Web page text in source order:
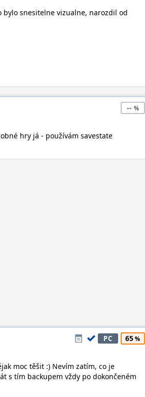
snesitelne vizualne, narozdil od
--
hry já - používám savestate
PC 65
moc těšit :) Nevím zatím, co je
s tím backupem vždy po dokončeném